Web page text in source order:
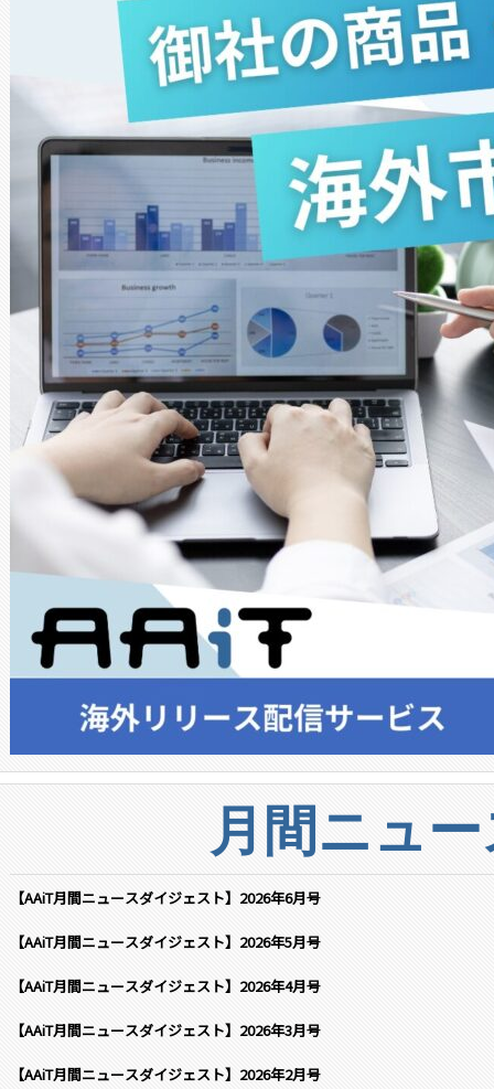
月間ニュ
【AAiT月間ニュースダイジェスト】2026年6月号
【AAiT月間ニュースダイジェスト】2026年5月号
【AAiT月間ニュースダイジェスト】2026年4月号
【AAiT月間ニュースダイジェスト】2026年3月号
【AAiT月間ニュースダイジェスト】2026年2月号